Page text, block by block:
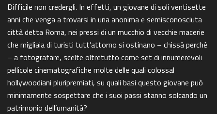
Difficile non credergli. In effetti, un giovane di soli ventisette
anni che venga a trovarsi in una anonima e semisconosciuta
città detta Roma, nei pressi di un mucchio di vecchie macerie
che migliaia di turisti tutt’attorno si ostinano – chissà perché
– a fotografare, scelte oltretutto come set di innumerevoli
pellicole cinematografiche molte delle quali colossal
hollywoodiani pluripremiati, su quali basi questo giovane può
minimamente sospettare che i suoi passi stanno solcando un
patrimonio dell’umanità?